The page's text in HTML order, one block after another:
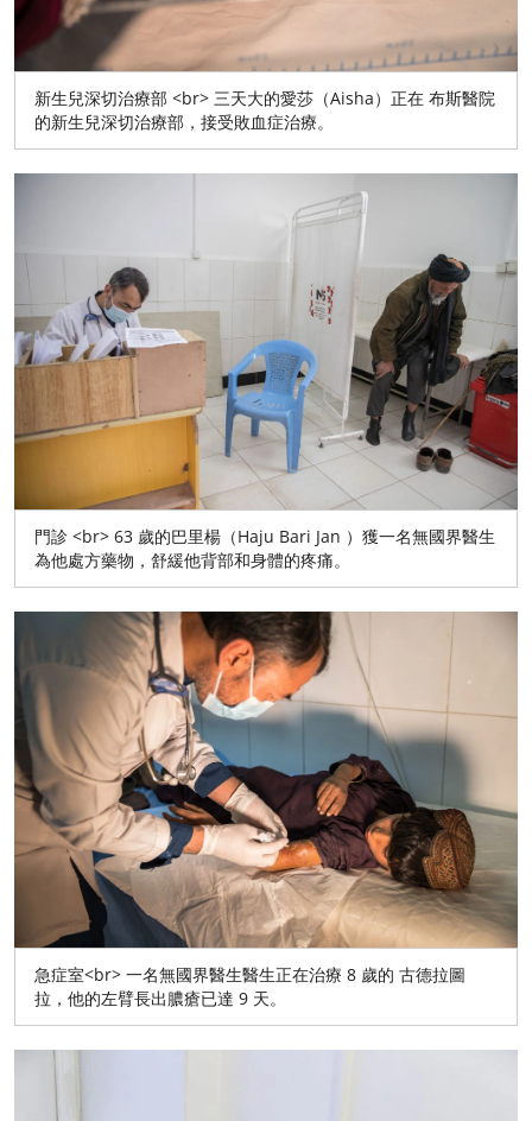
新生兒深切治療部 <br> 三天大的愛莎（Aisha）正在 布斯醫院
的新生兒深切治療部，接受敗血症治療。
門診 <br> 63 歲的巴里楊（Haju Bari Jan ）獲一名無國界醫生
為他處方藥物，舒緩他背部和身體的疼痛。
急症室<br> 一名無國界醫生醫生正在治療 8 歲的 古德拉圖
拉，他的左臂長出膿瘡已達 9 天。